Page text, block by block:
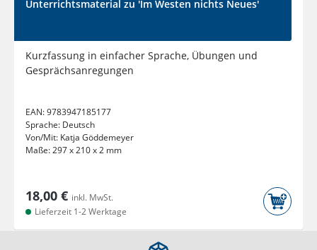
Unterrichtsmaterial zu 'Im Westen nichts Neues'
Kurzfassung in einfacher Sprache, Übungen und
Gesprächsanregungen
EAN:9783947185177
Sprache: Deutsch
Von/Mit: Katja Göddemeyer
Maße:297 x 210 x 2 mm
18,00 € inkl. MwSt.
Lieferzeit 1-2 Werktage